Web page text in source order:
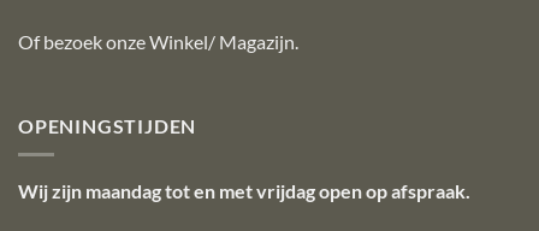
Of bezoek onzeWinkel/ Magazijn.
OPENINGSTIJDEN
Wij zijn maandag tot en met vrijdag open op afspraak.